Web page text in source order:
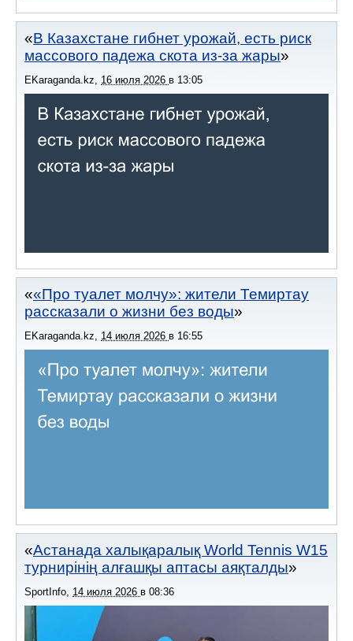
В Казахстане гибнет урожай, есть риск
массового падежа скота из-за жары
EKaraganda.kz, 16 июля 2026 в 13:05
«Про туалет молчу»: жители Темиртау
рассказали о жизни без воды
EKaraganda.kz, 14 июля 2026 в 16:55
Астанада халықаралық World Tennis W15
турнирінің алғашқы аптасы аяқталды
SportInfo 14 июля 2026 в 08:36